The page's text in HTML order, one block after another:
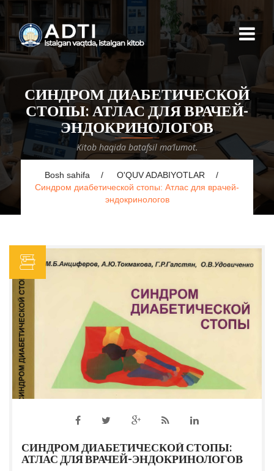
СИНДРОМ ДИАБЕТИЧЕСКОЙ
СТОПЫ: АТЛАС ДЛЯ ВРАЧЕЙ-
ЭНДОКРИНОЛОГОВ
Kitob haqida batafsil ma’lumot.
Bosh sahifa
O'QUV ADABIYOTLAR
Синдром диабетической стопы: Атлас для врачей-
эндокринологов
СИНДРОМ ДИАБЕТИЧЕСКОЙ СТОПЫ:
АТЛАС ДЛЯ ВРАЧЕЙ-ЭНДОКРИНОЛОГОВ